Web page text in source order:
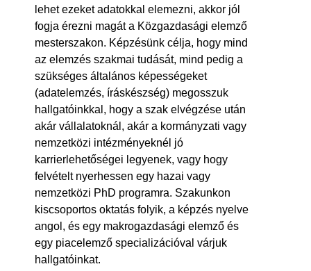
lehet ezeket adatokkal elemezni, akkor jól
fogja érezni magát a Közgazdasági elemző
mesterszakon. Képzésünk célja, hogy mind
az elemzés szakmai tudását, mind pedig a
szükséges általános képességeket
(adatelemzés, íráskészség) megosszuk
hallgatóinkkal, hogy a szak elvégzése után
akár vállalatoknál, akár a kormányzati vagy
nemzetközi intézményeknél jó
karrierlehetőségei legyenek, vagy hogy
felvételt nyerhessen egy hazai vagy
nemzetközi PhD programra. Szakunkon
kiscsoportos oktatás folyik, a képzés nyelve
angol, és egy makrogazdasági elemző és
egy piacelemző specializációval várjuk
hallgatóinkat.